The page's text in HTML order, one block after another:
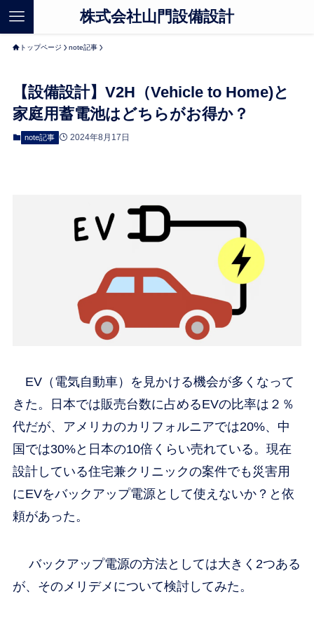
株式会社山門設備設計
トップページ note記事
【設備設計】V2H（Vehicle to Home)と
家庭用蓄電池はどちらがお得か？
note記事 2024年8月17日
EV（電気自動車）を見かける機会が多くなって
きた。日本では販売台数に占めるEVの比率は２％
代だが、アメリカのカリフォルニアでは20%、中
国では30%と日本の10倍くらい売れている。現在
設計している住宅兼クリニックの案件でも災害用
にEVをバックアップ電源として使えないか？と依
頼があった。
バックアップ電源の方法としては大きく2つある
が、そのメリデメについて検討してみた。